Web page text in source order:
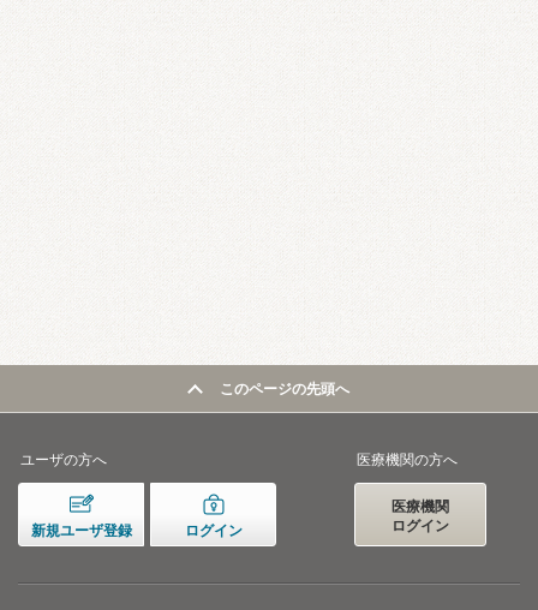
このページの先頭へ
ユーザの方へ
新規ユーザ登録 ログイン
医療機関の方へ
医療機関
ログイン